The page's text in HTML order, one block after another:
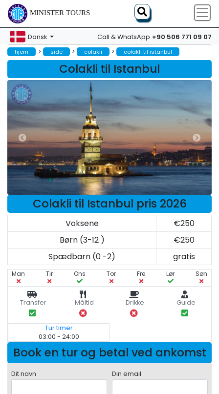
MINISTER TOURS
Dansk Call & WhatsApp +90 506 771 09 07
hjem > side > colakli > colakli til istanbul
Colakli til Istanbul
Colakli til Istanbul pris 2026
Voksene
€250
Børn (3-12 )
€250
Spædbarn (0 -2)
gratis
Man Tir Ons Tor Fre Lør Søn
Transfer Måltid Drikke Guide
Tur timer
03:00 - 24:00
Book en tur og betal ved ankomst
Dit navn Din email